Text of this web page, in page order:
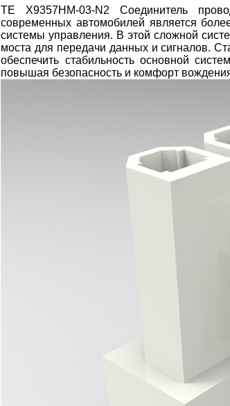
TE X9357HM-03-N2 Соединитель
современных автомобилей является
системы управления. В этой сложной
моста для передачи данных и сигналов.
обеспечить стабильность основной
повышая безопасность и комфорт